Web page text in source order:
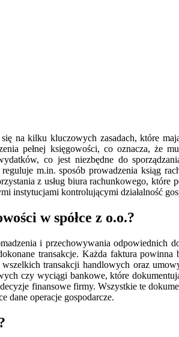
na kilku kluczowych zasadach, które
pełnej księgowości, co oznacza, że
co jest niezbędne do
m.in. sposób prowadzenia ksiąg
z usług biura rachunkowego, które
instytucjami kontrolującymi działalność
w spółce z o.o.?
i przechowywania odpowiednich
transakcje. Każda faktura
transakcji handlowych oraz
czy wyciągi bankowe, które
finansowe firmy. Wszystkie te
dane operacje gospodarcze.